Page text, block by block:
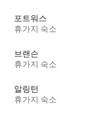
포트워스
휴가지 숙소
브랜슨
휴가지 숙소
알링턴
휴가지 숙소